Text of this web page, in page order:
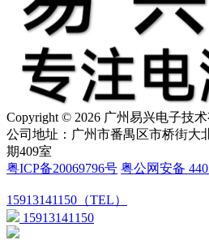
Copyright © 2026 广州易兴电子技
公司地址：广州市番禺区市桥街大
期409室
粤ICP备20069796号 粤公网安备
15913141150（TEL）
15913141150